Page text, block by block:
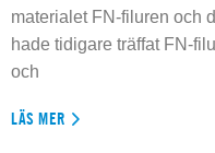
materialet FN-filuren och
hade tidigare träffat FN-
och
LÄS MER